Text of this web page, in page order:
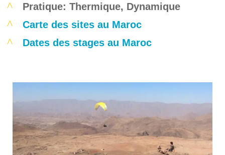
Pratique: Thermique, Dynamique
Carte des sites au Maroc
Dates des stages au Maroc